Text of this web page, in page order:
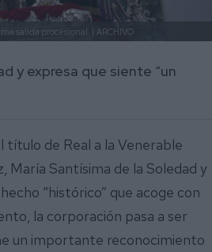
salida procesional. | ARCHIVO
y expresa que siente “un
título de Real a la Venerable
María Santísima de la Soledad y
“histórico” que acoge con
la corporación pasa a ser
un importante reconocimiento